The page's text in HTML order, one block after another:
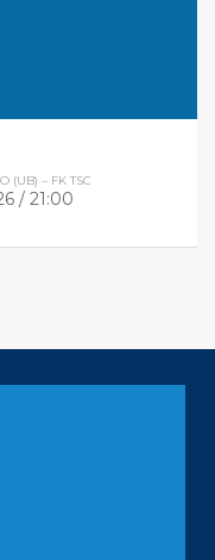
(UB) – FK TSC
/ 21:00